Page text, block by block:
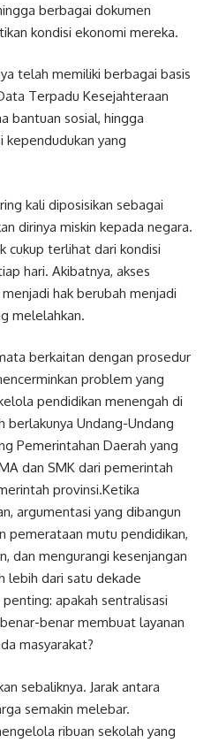
berbagai dokumen
kondisi ekonomi mereka.
telah memiliki berbagai basis
Terpadu Kesejahteraan
bantuan sosial, hingga
kependudukan yang
kali diposisikan sebagai
dirinya miskin kepada negara.
cukup terlihat dari kondisi
hari. Akibatnya, akses
hak berubah menjadi
melelahkan.
berkaitan dengan prosedur
problem yang
pendidikan menengah di
berlakunya Undang-Undang
Pemerintahan Daerah yang
dan SMK dari pemerintah
provinsi.Ketika
argumentasi yang dibangun
pemerataan mutu pendidikan,
dan mengurangi kesenjangan
lebih dari satu dekade
apakah sentralisasi
benar membuat layanan
masyarakat?
sebaliknya. Jarak antara
semakin melebar.
ribuan sekolah yang